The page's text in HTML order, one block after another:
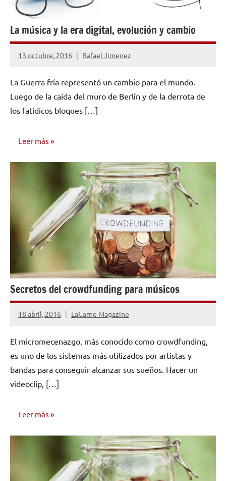
La música y la era digital, evolución y cambio
13 octubre, 2016 Rafael Jimenez
No
comentarios
La Guerra fría representó un cambio para el mundo.
Luego de la caída del muro de Berlín y de la derrota de
los fatídicos bloques […]
Leer más
Secretos del crowdfunding para músicos
18 abril, 2016 LaCarne Magazine
No
comentarios
El micromecenazgo, más conocido como crowdfunding,
es uno de los sistemas más utilizados por artistas y
bandas para conseguir alcanzar sus sueños. Hacer un
videoclip, […]
Leer más